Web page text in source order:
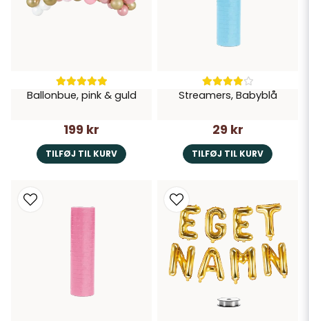
Ballonbue, pink & guld
199 kr
TILFØJ TIL KURV
Streamers, Babyblå
29 kr
TILFØJ TIL KURV